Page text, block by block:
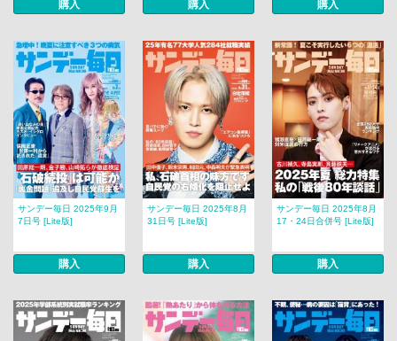
購入 購入 購入
サンデー毎日 2025年9月
7日号 [Lite版]
購入
サンデー毎日 2025年8月
31日号 [Lite版]
購入
サンデー毎日 2025年8月
17・24日合併号 [Lite版]
購入